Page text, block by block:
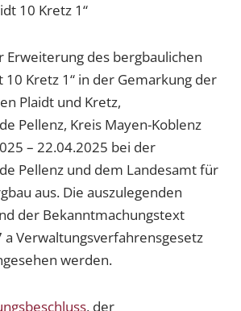
10 Kretz 1“
Erweiterung des bergbaulichen
10 Kretz 1“ in der Gemarkung der
Plaidt und Kretz,
Pellenz, Kreis Mayen-Koblenz
– 22.04.2025 bei der
Pellenz und dem Landesamt für
aus. Die auszulegenden
der Bekanntmachungstext
a Verwaltungsverfahrensgesetz
werden.
, der